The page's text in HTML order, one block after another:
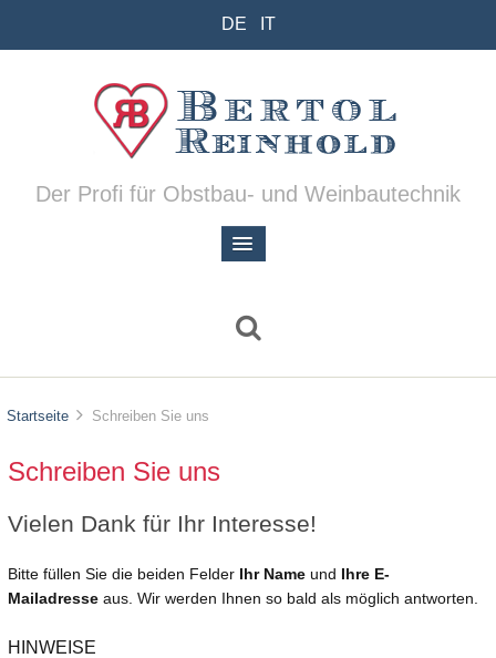
DE IT
Der Profi für Obstbau- und Weinbautechnik
Startseite Schreiben Sie uns
Schreiben Sie uns
Vielen Dank für Ihr Interesse!
Bitte füllen Sie die beiden Felder Ihr Nameund
Ihre E-
Mailadresseaus. Wir werden Ihnen so bald als möglich antworten.
HINWEISE